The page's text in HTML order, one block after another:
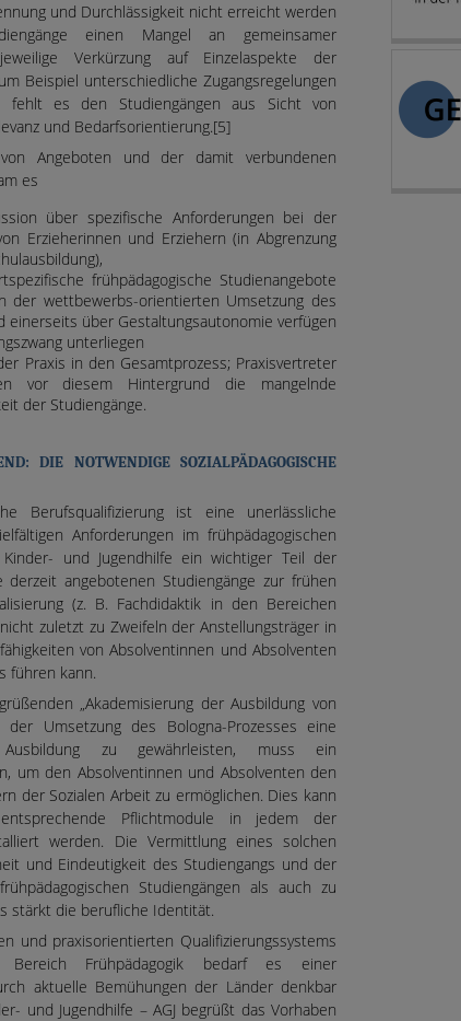
und Durchlässigkeit nicht erreicht werden
einen Mangel an gemeinsamer
Verkürzung auf Einzelaspekte der
Beispiel unterschiedliche Zugangsregelungen
fehlt es den Studiengängen aus Sicht von
und Bedarfsorientierung.[5]
Angeboten und der damit verbundenen
es
über spezifische Anforderungen bei der
Erzieherinnen und Erziehern (in Abgrenzung
frühpädagogische Studienangebote
der wettbewerbs-orientierten Umsetzung des
einerseits über Gestaltungsautonomie verfügen
unterliegen
Praxis in den Gesamtprozess; Praxisvertreter
vor diesem Hintergrund die mangelnde
der Studiengänge.
DIE NOTWENDIGE SOZIALPÄDAGOGISCHE
Berufsqualifizierung ist eine unerlässliche
Anforderungen im frühpädagogischen
und Jugendhilfe ein wichtiger Teil der
angebotenen Studiengänge zur frühen
(z. B. Fachdidaktik in den Bereichen
zuletzt zu Zweifeln der Anstellungsträger in
von Absolventinnen und Absolventen
führen kann.
„Akademisierung der Ausbildung von
Umsetzung des Bologna-Prozesses eine
Ausbildung zu gewährleisten, muss ein
um den Absolventinnen und Absolventen den
der Sozialen Arbeit zu ermöglichen. Dies kann
Pflichtmodule in jedem der
werden. Die Vermittlung eines solchen
und Eindeutigkeit des Studiengangs und der
Studiengängen als auch zu
stärkt die berufliche Identität.
und praxisorientierten Qualifizierungssystems
Frühpädagogik bedarf es einer
aktuelle Bemühungen der Länder denkbar
und Jugendhilfe – AGJ begrüßt das Vorhaben